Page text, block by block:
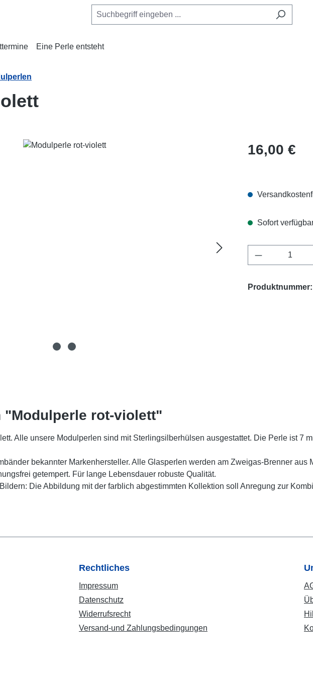
Eine Perle entsteht
Regulärer Preis:
16,00 €
Sofort
Produkt
Produktnummer:
rot-violett"
Alle unsere Modulperlen sind mit Sterlingsilberhülsen ausgestattet. Die Perle ist 7
bekannter Markenhersteller. Alle Glasperlen werden am Zweigas-Brenner
getempert. Für lange Lebensdauer robuste Qualität.
Die Abbildung mit der farblich abgestimmten Kollektion soll Anregung zur
Rechtliches
Impressum
Datenschutz
Widerrufsrecht
Versand-und Zahlungsbedingungen